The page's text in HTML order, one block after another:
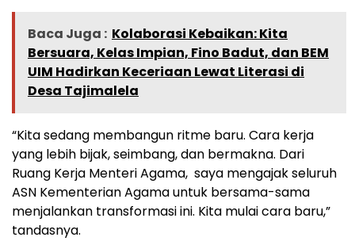
Baca Juga : Kolaborasi Kebaikan: Kita
Bersuara, Kelas Impian, Fino Badut, dan BEM
UIM Hadirkan Keceriaan Lewat Literasi di
Desa Tajimalela
“Kita sedang membangun ritme baru. Cara kerja
yang lebih bijak, seimbang, dan bermakna. Dari
Ruang Kerja Menteri Agama, saya mengajak seluruh
ASN Kementerian Agama untuk bersama-sama
menjalankan transformasi ini. Kita mulai cara baru,”
tandasnya.